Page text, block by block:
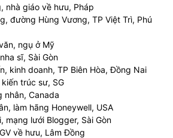
nhà giáo về hưu, Pháp
đường Hùng Vương, TP Việt Trì, Phú
ngụ ở Mỹ
sĩ, Sài Gòn
kinh doanh, TP Biên Hòa, Đồng Nai
trúc sư, SG
nhân, Canada
làm hãng Honeywell, USA
mạng lưới Blogger, Sài Gòn
về hưu, Lâm Đồng